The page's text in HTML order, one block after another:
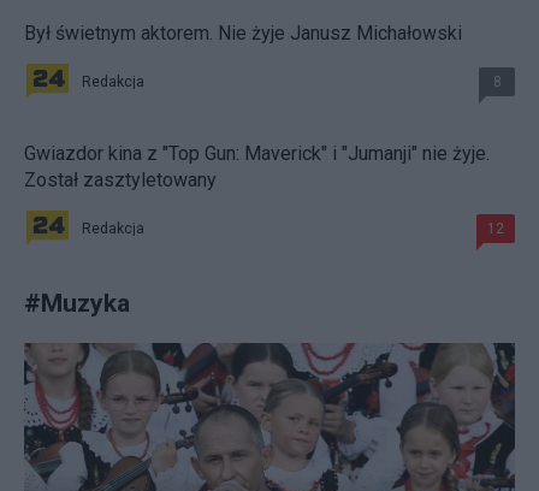
Był świetnym aktorem. Nie żyje Janusz Michałowski
Redakcja 8
Gwiazdor kina z "Top Gun: Maverick" i "Jumanji" nie żyje.
Został zasztyletowany
Redakcja 12
#Muzyka